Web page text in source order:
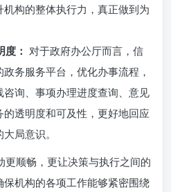
构的整体执行力，真正做到为
： 对于政府办公厅而言，信
务服务平台，优化办事流程，
询、事项办理进度查询、意见
透明度和可及性，更好地回应
局意识。
更顺畅，更让决策与执行之间的
机构的各项工作能够紧密围绕